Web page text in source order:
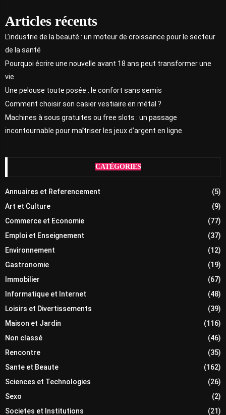
Articles récents
L’industrie de la beauté : un moteur de croissance pour le secteur
de la santé
Pourquoi écrire une nouvelle avant 18 ans peut transformer une
vie
Une pelouse toute posée : le confort sans semis
Comment choisir son casier vestiaire en métal ?
Machines à sous gratuites ou free slots : un passage
incontournable pour maîtriser les jeux d’argent en ligne
CATÉGORIES
Annuaires et Referencement
(5)
Art et Culture
(9)
Commerce et Economie
(77)
Emploi et Enseignement
(37)
Environnement
(12)
Gastronomie
(19)
Immobilier
(67)
Informatique et Internet
(48)
Loisirs et Divertissements
(39)
Maison et Jardin
(116)
Non classé
(46)
Rencontre
(35)
Sante et Beaute
(162)
Sciences et Technologies
(26)
Sexo
(2)
Societes et Institutions
(21)